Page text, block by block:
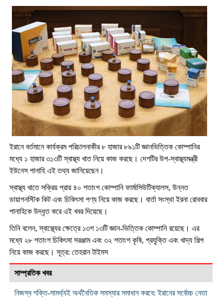
ইরানে বর্তমানে কার্যক্রম পরিচালনাকীর ৮ হাজার ৮৯১টি জ্ঞানভিত্তিক কোম্পানির
মধ্যে ১ হাজার ৩১৩টি স্বাস্থ্য খাত নিয়ে কাজ করছে। দেশটির উপ-স্বাস্থ্যমন্ত্রী
ইউনেস পানাহি এই তথ্য জানিয়েছেন।
স্বাস্থ্য খাতে সক্রিয় প্রায় ৪০ শতাংশ কোম্পানি ফার্মাসিউটিক্যালস, উন্নত
ডায়াগনস্টিক কিট এবং চিকিৎসা পণ্য নিয়ে কাজ করছে। বার্তা সংস্থা ইরনা রোববার
পানাহিকে উদ্ধৃত করে এই খবর দিয়েছে।
তিনি বলেন, স্বাস্থ্যের ক্ষেত্রে ১৩শ ১৩টি জ্ঞান-ভিত্তিক কোম্পানি রয়েছে। এর
মধ্যে ২৮ শতাংশ চিকিৎসা সরঞ্জাম এবং ৩২ শতাংশ কৃষি, প্রযুক্তি এবং খাদ্য শিল্প
নিয়ে কাজ করছে। সূত্র: তেহরান টাইমস
সাম্প্রতিক খবর
নিজস্ব শক্তি-সামর্থ্যই অর্থনৈতিক সমস্যার সমাধান করবে: ইরানের সর্বোচ্চ নেতা